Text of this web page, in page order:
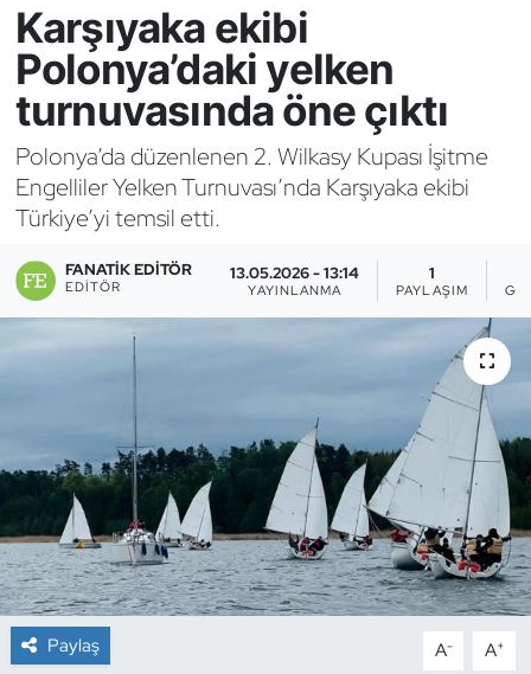
Karşıyaka ekibi
Polonya’daki yelken
turnuvasında öne çıktı
Polonya’da düzenlenen 2. Wilkasy Kupası İşitme
Engelliler Yelken Turnuvası’nda Karşıyaka ekibi
Türkiye’yi temsil etti.
FANATIK EDITÖR
EDITÖR
13.05.2026 - 13:14
YAYINLANMA
1
PAYLAŞIM
Paylaş A- A+
Binicilik
Bisiklet
Boks
Briç
Buz Hokeyi
Çim Hokeyi
Cimnastik
Curling
Dağcılık